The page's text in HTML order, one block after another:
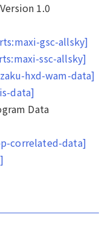
1.0
gsc-allsky]
ssc-allsky]
hxd-wam-data]
data]
Data
correlated-data]